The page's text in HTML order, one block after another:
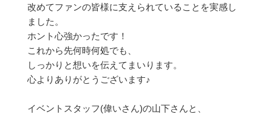
改めてファンの皆様に支えられていることを実感し
ました。
ホント心強かったです！
これから先何時何処でも、
しっかりと想いを伝えてまいります。
心よりありがとうございます♪
イベントスタッフ(偉いさん)の山下さんと、